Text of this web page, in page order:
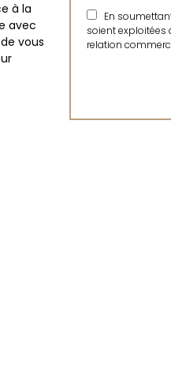
à la
avec
vous
En soumettant
soient exploitées
relation